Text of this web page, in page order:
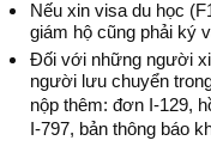
Nếu xin visa du học
giám hộ cũng phải ký
Đối với những người
người lưu chuyển
nộp thêm: đơn I-129,
I-797, bản thông báo